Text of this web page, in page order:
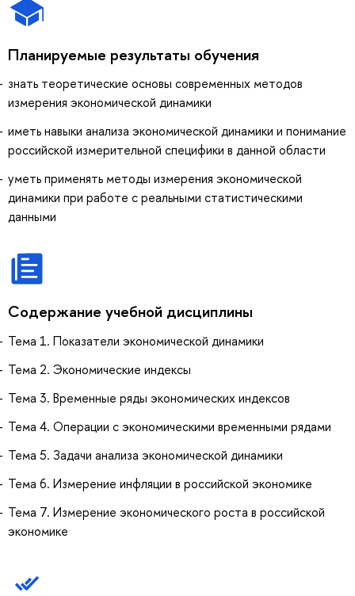
Планируемые результаты обучения
знать теоретические основы современных методов
измерения экономической динамики
иметь навыки анализа экономической динамики и понимание
российской измерительной специфики в данной области
уметь применять методы измерения экономической
динамики при работе с реальными статистическими
данными
Содержание учебной дисциплины
Тема 1. Показатели экономической динамики
Тема 2. Экономические индексы
Тема 3. Временные ряды экономических индексов
Тема 4. Операции с экономическими временными рядами
Тема 5. Задачи анализа экономической динамики
Тема 6. Измерение инфляции в российской экономике
Тема 7. Измерение экономического роста в российской
экономике